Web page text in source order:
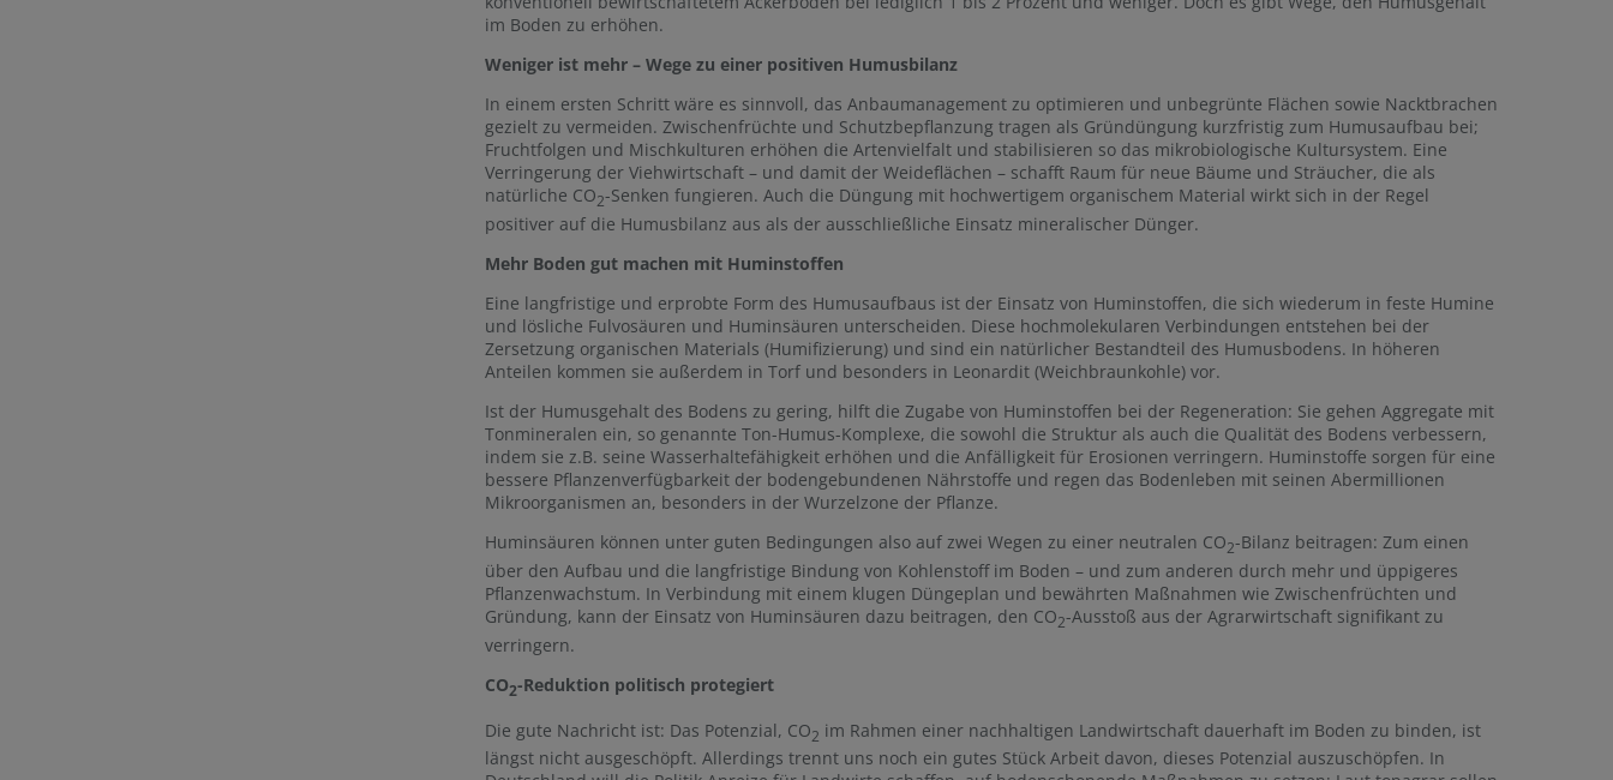
im Boden zu erhöhen.
Weniger ist mehr – Wege zu einer positiven Humusbilanz
In einem ersten Schritt wäre es sinnvoll, das Anbaumanagement zu optimieren und unbegrünte Flächen sowie Nacktbrachen
gezielt zu vermeiden. Zwischenfrüchte und Schutzbepflanzung tragen als Gründüngung kurzfristig zum Humusaufbau bei;
Fruchtfolgen und Mischkulturen erhöhen die Artenvielfalt und stabilisieren so das mikrobiologische Kultursystem. Eine
Verringerung der Viehwirtschaft – und damit der Weideflächen – schafft Raum für neue Bäume und Sträucher, die als
natürliche CO2-Senken fungieren. Auch die Düngung mit hochwertigem organischem Material wirkt sich in der Regel
positiver auf die Humusbilanz aus als der ausschließliche Einsatz mineralischer Dünger.
Mehr Boden gut machen mit Huminstoffen
Eine langfristige und erprobte Form des Humusaufbaus ist der Einsatz von Huminstoffen, die sich wiederum in feste Humine
und lösliche Fulvosäuren und Huminsäuren unterscheiden. Diese hochmolekularen Verbindungen entstehen bei der
Zersetzung organischen Materials (Humifizierung) und sind ein natürlicher Bestandteil des Humusbodens. In höheren
Anteilen kommen sie außerdem in Torf und besonders in Leonardit (Weichbraunkohle) vor.
Ist der Humusgehalt des Bodens zu gering, hilft die Zugabe von Huminstoffen bei der Regeneration: Sie gehen Aggregate mit
Tonmineralen ein, so genannte Ton-Humus-Komplexe, die sowohl die Struktur als auch die Qualität des Bodens verbessern,
indem sie z.B. seine Wasserhaltefähigkeit erhöhen und die Anfälligkeit für Erosionen verringern. Huminstoffe sorgen für eine
bessere Pflanzenverfügbarkeit der bodengebundenen Nährstoffe und regen das Bodenleben mit seinen Abermillionen
Mikroorganismen an, besonders in der Wurzelzone der Pflanze.
Huminsäuren können unter guten Bedingungen also auf zwei Wegen zu einer neutralen CO2-Bilanz beitragen: Zum einen
über den Aufbau und die langfristige Bindung von Kohlenstoff im Boden – und zum anderen durch mehr und üppigeres
Pflanzenwachstum. In Verbindung mit einem klugen Düngeplan und bewährten Maßnahmen wie Zwischenfrüchten und
Gründung, kann der Einsatz von Huminsäuren dazu beitragen, den CO2-Ausstoß aus der Agrarwirtschaft signifikant zu
verringern.
CO2-Reduktion politisch protegiert
Die gute Nachricht ist: Das Potenzial, CO2 im Rahmen einer nachhaltigen Landwirtschaft dauerhaft im Boden zu binden, ist
längst nicht ausgeschöpft. Allerdings trennt uns noch ein gutes Stück Arbeit davon, dieses Potenzial auszuschöpfen. In